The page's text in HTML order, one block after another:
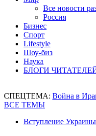
Все новости
Россия
Бизнес
Спорт
Lifestyle
Шоу-биз
Наука
БЛОГИ
СПЕЦТЕМА: Война в
ВСЕ ТЕМЫ
Вступление